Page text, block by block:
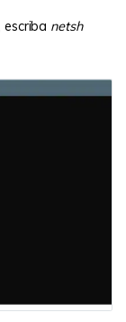
escriba netsh